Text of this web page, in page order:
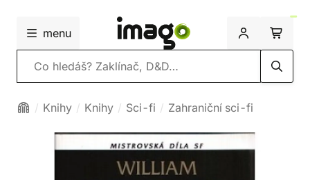
menu
Vyhledávání
Knihy Knihy Sci-fi Zahraniční sci-fi